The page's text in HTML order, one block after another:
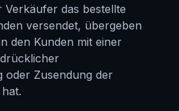
Verkäufer das bestellte
versendet, übergeben
den Kunden mit einer
oder Zusendung der